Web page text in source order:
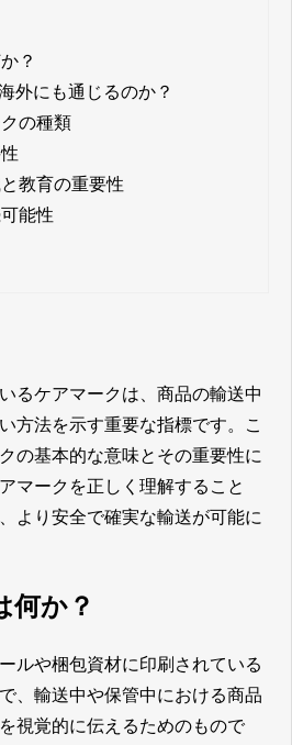
？
外にも通じるのか？
の種類
教育の重要性
能性
るケアマークは、商品の輸送中
方法を示す重要な指標です。こ
の基本的な意味とその重要性に
マークを正しく理解すること
より安全で確実な輸送が可能に
何か？
ルや梱包資材に印刷されている
、輸送中や保管中における商品
視覚的に伝えるためのもので